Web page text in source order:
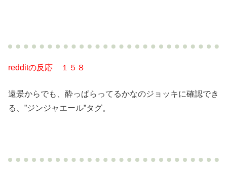
redditの反応 １５８
遠景からでも、酔っぱらってるかなのジョッキに確認でき
る、”ジンジャエール”タグ。